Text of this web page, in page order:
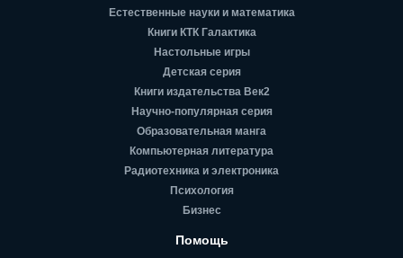
Естественные науки и математика
Книги КТК Галактика
Настольные игры
Детская серия
Книги издательства Век2
Научно-популярная серия
Образовательная манга
Компьютерная литература
Радиотехника и электроника
Психология
Бизнес
Помощь